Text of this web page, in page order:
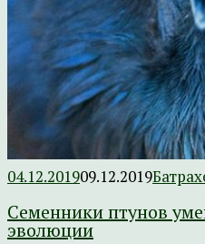
04.12.201909.12.2019
Семенники птунов
эволюции